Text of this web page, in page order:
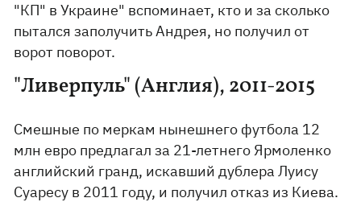
"КП" в Украине" вспоминает, кто и за сколько
пытался заполучить Андрея, но получил от
ворот поворот.
"Ливерпуль" (Англия), 2011-2015
Смешные по меркам нынешнего футбола 12
млн евро предлагал за 21-летнего Ярмоленко
английский гранд, искавший дублера Луису
Суаресу в 2011 году, и получил отказ из Киева.